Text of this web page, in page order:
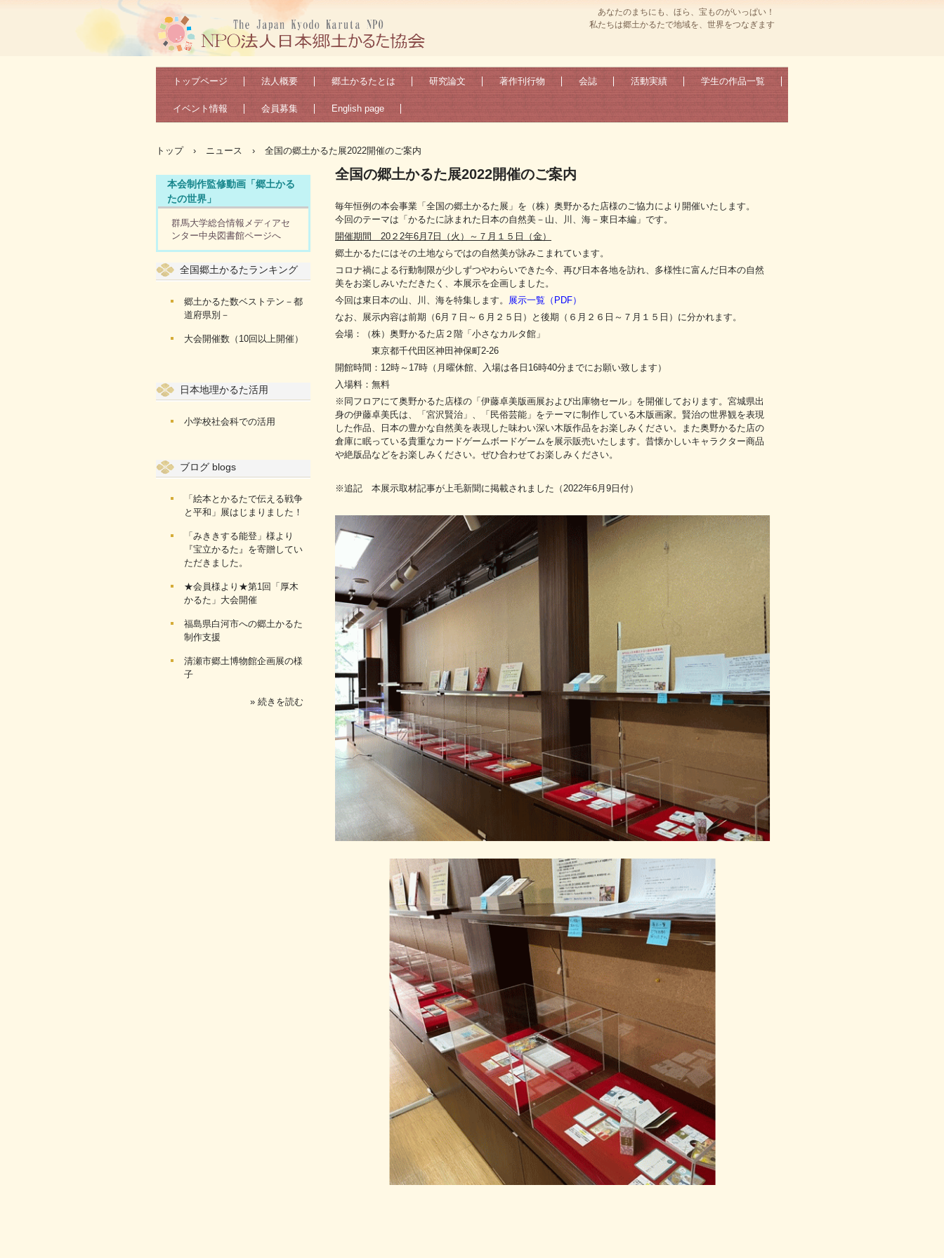
あなたのまちにも、ほら、宝ものがいっぱい！
私たちは郷土かるたで地域を、世界をつなぎます
トップページ 法人概要 郷土かるたとは 研究論文 著作刊行物 会誌 活動実績 学生の作品一覧
イベント情報 会員募集 English page
トップ › ニュース › 全国の郷土かるた展2022開催のご案内
全国の郷土かるた展2022開催のご案内
毎年恒例の本会事業「全国の郷土かるた展」を（株）奥野かるた店様のご協力により開催いたします。
今回のテーマは「かるたに詠まれた日本の自然美－山、川、海－東日本編」です。
開催期間 20２2年6月7日（火）～７月１５日（金）
郷土かるたにはその土地ならではの自然美が詠みこまれています。
コロナ禍による行動制限が少しずつやわらいできた今、再び日本各地を訪れ、多様性に富んだ日本の自然
美をお楽しみいただきたく、本展示を企画しました。
今回は東日本の山、川、海を特集します。 展示一覧（PDF）
なお、展示内容は前期（6月７日～６月２５日）と後期（６月２６日～７月１５日）に分かれます。
会場：（株）奥野かるた店２階「小さなカルタ館」
東京都千代田区神田神保町2-26
開館時間：12時～17時（月曜休館、入場は各日16時40分までにお願い致します）
入場料：無料
※同フロアにて奥野かるた店様の「伊藤卓美版画展および出庫物セール」を開催しております。宮城県出
身の伊藤卓美氏は、「宮沢賢治」、「民俗芸能」をテーマに制作している木版画家。賢治の世界観を表現
した作品、日本の豊かな自然美を表現した味わい深い木版作品をお楽しみください。また奥野かるた店の
倉庫に眠っている貴重なカードゲームボードゲームを展示販売いたします。昔懐かしいキャラクター商品
や絶版品などをお楽しみください。ぜひ合わせてお楽しみください。
※追記 本展示取材記事が上毛新聞に掲載されました（2022年6月9日付）
本会制作監修動画「郷土かる
たの世界」
群馬大学総合情報メディアセ
ンター中央図書館ページへ
全国郷土かるたランキング
郷土かるた数ベストテン－都
道府県別－
大会開催数（10回以上開催）
日本地理かるた活用
小学校社会科での活用
ブログ blogs
「絵本とかるたで伝える戦争
と平和」展はじまりました！
「みききする能登」様より
『宝立かるた』を寄贈してい
ただきました。
★会員様より★第1回「厚木
かるた」大会開催
福島県白河市への郷土かるた
制作支援
清瀬市郷土博物館企画展の様
子
» 続きを読む